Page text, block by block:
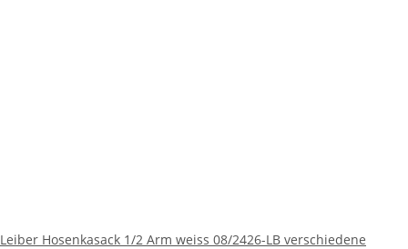
Leiber Hosenkasack 1/2 Arm weiss 08/2426-LB verschiedene